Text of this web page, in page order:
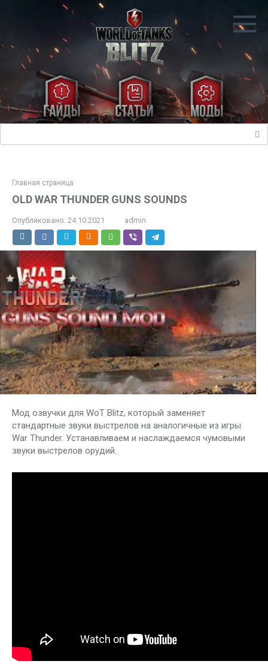
Главная страница
OLD WAR THUNDER GUNS SOUNDS
Опубликовано: 24.10.2021 admin
Мод озвучки для WoT Blitz, который заменяет
стандартные звуки выстрелов на аналогичные из игры
War Thunder. Устанавливаем и наслаждаемся чумовыми
звуки выстрелов орудий.